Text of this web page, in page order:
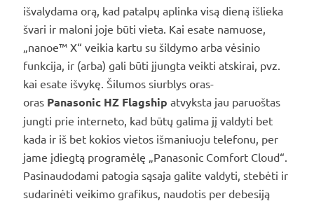
išvalydama orą, kad patalpų aplinka visą dieną išlieka
švari ir maloni joje būti vieta. Kai esate namuose,
„nanoe™ X“ veikia kartu su šildymo arba vėsinio
funkcija, ir (arba) gali būti įjungta veikti atskirai, pvz.
kai esate išvykę. Šilumos siurblys oras-
oras Panasonic HZ Flagship atvyksta jau paruoštas
jungti prie interneto, kad būtų galima jį valdyti bet
kada ir iš bet kokios vietos išmaniuoju telefonu, per
jame įdiegtą programėlę „Panasonic Comfort Cloud“.
Pasinaudodami patogia sąsaja galite valdyti, stebėti ir
sudarinėti veikimo grafikus, naudotis per debesiją